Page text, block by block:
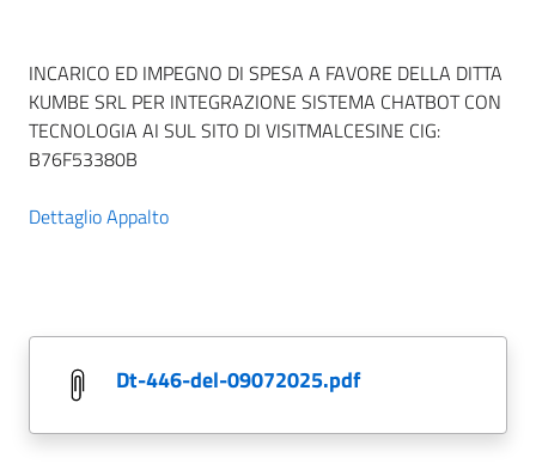
INCARICO ED IMPEGNO DI SPESA A FAVORE DELLA DITTA
KUMBE SRL PER INTEGRAZIONE SISTEMA CHATBOT CON
TECNOLOGIA AI SUL SITO DI VISITMALCESINE CIG:
B76F53380B
Dettaglio Appalto
dt-446-del-09072025.pdf